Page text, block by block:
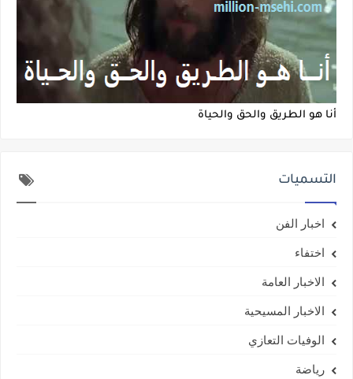
أنا هو الطريق والحق والحياة
التسميات
اخبار الفن
اختفاء
الاخبار العامة
الاخبار المسيحية
الوفيات التعازي
رياضة